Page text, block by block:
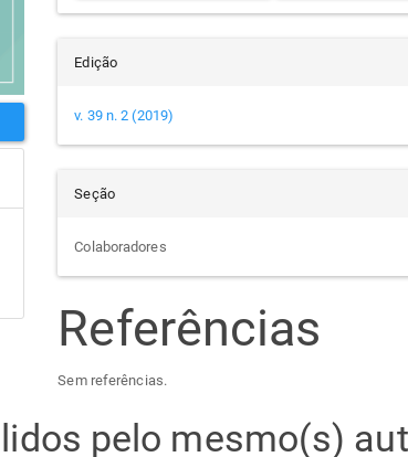
Edição
v. 39 n. 2 (2019)
Seção
Colaboradores
Referências
Sem referências.
pelo mesmo(s)